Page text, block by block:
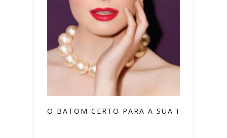
O BATOM CERTO PARA A SUA IDADE